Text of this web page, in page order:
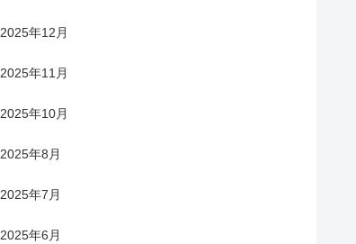
2025年12月
2025年11月
2025年10月
2025年8月
2025年7月
2025年6月